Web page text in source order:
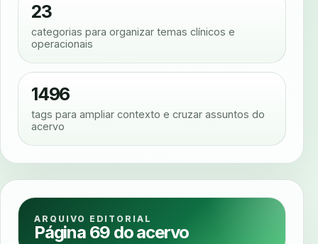
23
categorias para organizar temas clínicos e
operacionais
1496
tags para ampliar contexto e cruzar assuntos do
acervo
ARQUIVO EDITORIAL
Página 69 do acervo